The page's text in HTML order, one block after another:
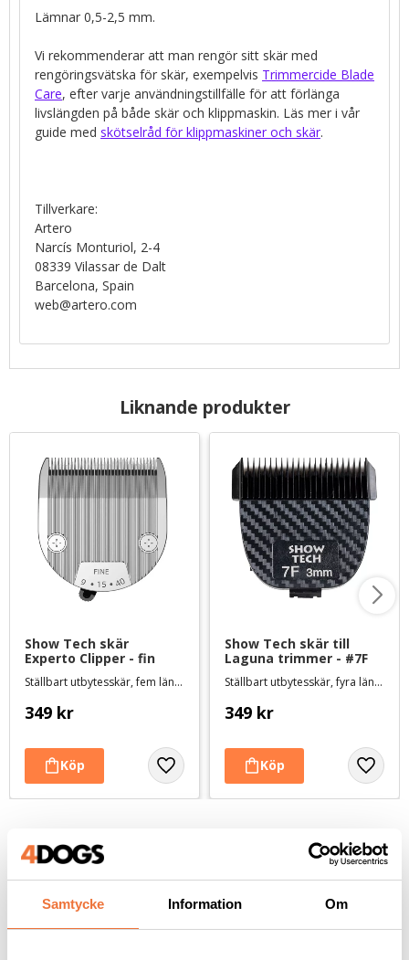
Samtycke Information Om
Lämnar 0,5-2,5 mm.
Vi rekommenderar att man rengör sitt skär med
rengöringsvätska för skär, exempelvis Trimmercide Blade
Care, efter varje användningstillfälle för att förlänga
livslängden på både skär och klippmaskin. Läs mer i vår
guide med skötselråd för klippmaskiner och skär.
Tillverkare:
Artero
Narcís Monturiol, 2-4
08339 Vilassar de Dalt
Barcelona, Spain
web@artero.com
Liknande produkter
Show Tech skär
Experto Clipper - fin
Ställbart utbytesskär, fem längder 0,25-2 mm
349 kr
Show Tech skär till
Laguna trimmer - #7F
Ställbart utbytesskär, fyra längder upp till 3 mm
349 kr